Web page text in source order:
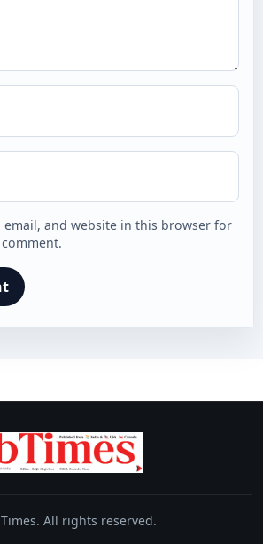
email, and website in this browser for
All rights reserved.